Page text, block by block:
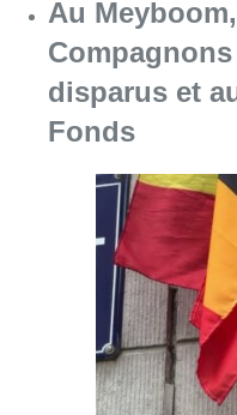
Au
disparus et
Fonds